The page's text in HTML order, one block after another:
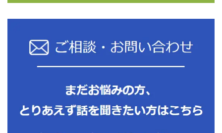
〒970-8051 福島県いわき市平六町目3番地の18
（3）開示等に際して提出する書面・手数料
当社においては開示等に際して使用する特定の書式は